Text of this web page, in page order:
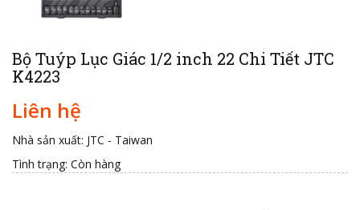
Bộ Tuýp Lục Giác 1/2 inch 22 Chi Tiết JTC
K4223
Liên hệ
Nhà sản xuất: JTC - Taiwan
Tình trạng: Còn hàng